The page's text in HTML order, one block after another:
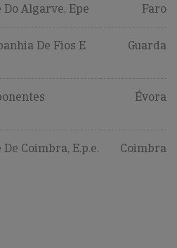
Do Algarve, Epe Faro
De Fios E
Guarda
Évora
Coimbra, E.p.e. Coimbra